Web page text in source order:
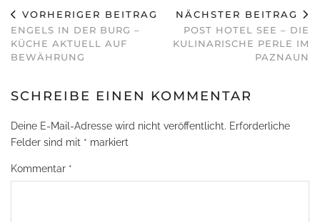
VORHERIGER BEITRAG
ENGELS IN DER BURG –
KÜCHE AKTUELL AUF
BEWÄHRUNG
NÄCHSTER BEITRAG
POST HOTEL SEE – DIE
KULINARISCHE PERLE IM
PAZNAUN
SCHREIBE EINEN KOMMENTAR
Deine E-Mail-Adresse wird nicht veröffentlicht. Erforderliche
Felder sind mit * markiert
Kommentar *